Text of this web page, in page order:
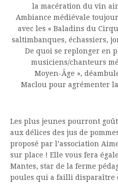
la macération du vin
Ambiance médiévale
avec les « Baladins du
saltimbanques, échassiers,
De quoi se replonger en
musiciens/chanteurs
Moyen-Âge »,
Maclou pour agrémenter
Les plus jeunes pourront
aux délices des jus de
proposé par l’association
sur place ! Elle vous fera
Mantes, star de la ferme
poules qui a failli disparaître